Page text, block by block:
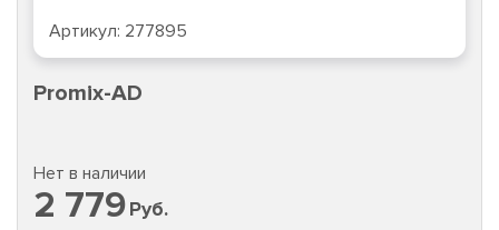
Артикул: 277895
Promix-AD
Нет в наличии
2 779Руб.